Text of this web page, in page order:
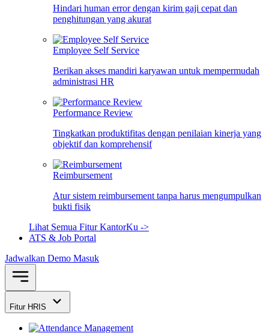
Hindari human error dengan kirim gaji cepat dan
penghitungan yang akurat
Employee Self Service
Berikan akses mandiri karyawan untuk mempermudah
administrasi HR
Performance Review
Tingkatkan produktifitas dengan penilaian kinerja yang
objektif dan komprehensif
Reimbursement
Atur sistem reimbursement tanpa harus mengumpulkan
bukti fisik
Lihat Semua Fitur KantorKu ->
ATS & Job Portal
Jadwalkan Demo Masuk
Fitur HRIS